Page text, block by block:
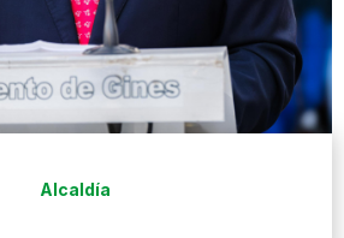
Alcaldía